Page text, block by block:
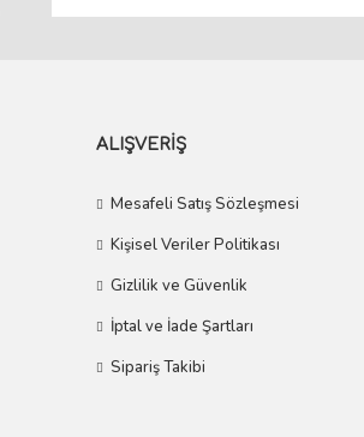
ALIŞVERİŞ
Mesafeli Satış Sözleşmesi
Kişisel Veriler Politikası
Gizlilik ve Güvenlik
İptal ve İade Şartları
Sipariş Takibi